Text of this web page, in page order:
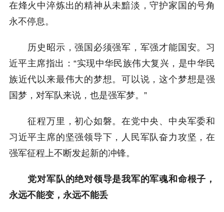
在烽火中淬炼出的精神从未黯淡，守护家国的号角
永不停息。
历史昭示，强国必须强军，军强才能国安。习
近平主席指出：“实现中华民族伟大复兴，是中华民
族近代以来最伟大的梦想。可以说，这个梦想是强
国梦，对军队来说，也是强军梦。”
征程万里，初心如磐。在党中央、中央军委和
习近平主席的坚强领导下，人民军队奋力攻坚，在
强军征程上不断发起新的冲锋。
党对军队的绝对领导是我军的军魂和命根子，
永远不能变，永远不能丢